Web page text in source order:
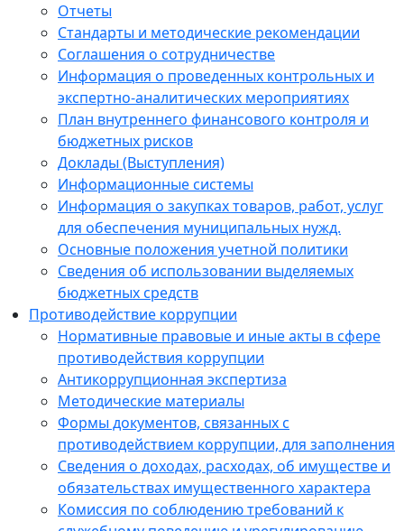
Отчеты
Стандарты и методические рекомендации
Соглашения о сотрудничестве
Информация о проведенных контрольных и
экспертно-аналитических мероприятиях
План внутреннего финансового контроля и
бюджетных рисков
Доклады (Выступления)
Информационные системы
Информация о закупках товаров, работ, услуг
для обеспечения муниципальных нужд.
Основные положения учетной политики
Сведения об использовании выделяемых
бюджетных средств
Противодействие коррупции
Нормативные правовые и иные акты в сфере
противодействия коррупции
Антикоррупционная экспертиза
Методические материалы
Формы документов, связанных с
противодействием коррупции, для заполнения
Сведения о доходах, расходах, об имуществе и
обязательствах имущественного характера
Комиссия по соблюдению требований к